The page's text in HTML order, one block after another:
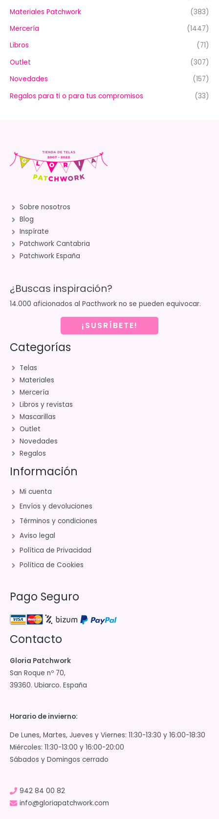
Materiales Patchwork
(383)
Mercería
(1447)
Libros
(71)
Outlet
(307)
Novedades
(157)
Regalos para ti o para tus compromisos
(33)
Sobre nosotros
Blog
Inspírate
Patchwork Cantabria
Patchwork España
¿Buscas inspiración?
14.000 aficionados al Pacthwork no se pueden equivocar.
¡SUSRÍBETE!
Categorías
Telas
Materiales
Mercería
Libros y revistas
Mascarillas
Outlet
Novedades
Regalos
Información
Mi cuenta
Envíos y devoluciones
Términos y condiciones
Aviso legal
Política de Privacidad
Política de Cookies
Pago Seguro
Contacto
Gloria Patchwork
San Roque nº 70,
39360. Ubiarco. España
Horario de invierno:
De Lunes, Martes, Jueves y Viernes: 11:30-13:30 y 16:00-18:30
Miércoles: 11:30-13:00 y 16:00-20:00
Sábados y Domingos cerrado
942 84 00 82
info@gloriapatchwork.com